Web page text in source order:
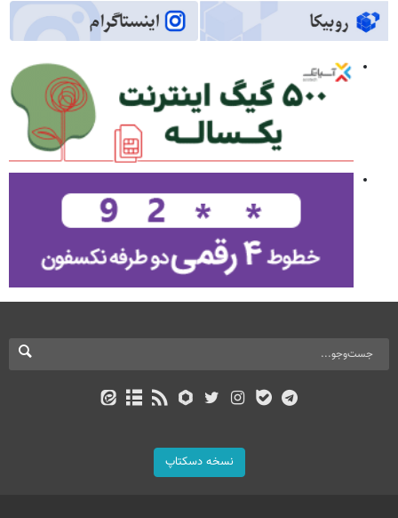
نسخه دسکتاپ